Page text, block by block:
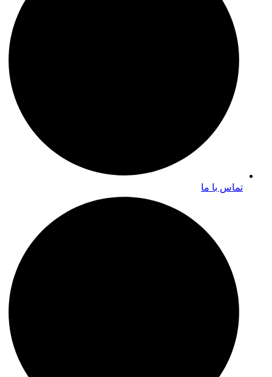
تماس با ما